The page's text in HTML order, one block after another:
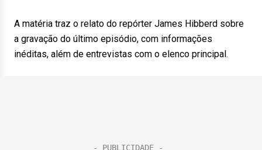
A matéria traz o relato do repórter James Hibberd sobre
a gravação do último episódio, com informações
inéditas, além de entrevistas com o elenco principal.